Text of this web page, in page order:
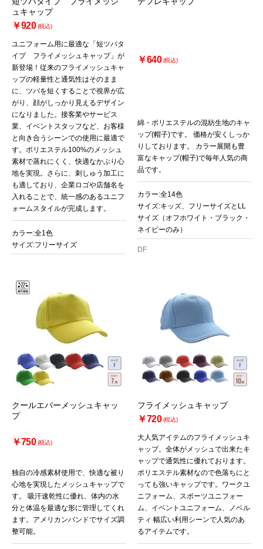
ュキャップ
￥920 (税込)
ユニフォーム用に最適な「短ツバタ
イプ フライメッシュキャップ」が
新登場！従来のフライメッシュキャ
ップの軽量性と通気性はそのまま
に、ツバを短くすることで視界が広
がり、顔がしっかり見えるデザイン
になりました。接客業やサービス
業、イベントスタッフなど、お客様
と向き合うシーンでの使用に最適で
す。ポリエステル100%のメッシュ
素材で蒸れにくく、快適なかぶり心
地を実現。さらに、刺しゅう加工に
も適しており、企業ロゴや店舗名を
入れることで、統一感のあるユニフ
ォームスタイルが完成します。
カラー:全1色
サイズ:フリーサイズ
￥640 (税込)
綿・ポリエステルの混紡生地のキャ
ップ(帽子)です。 価格が安くしっか
りしております。 カラー展開も豊
富なキャップ(帽子)で毎年人気の商
品です。
カラー:全14色
サイズ:キッズ、フリーサイズとLL
サイズ（オフホワイト・ブラック・
ネイビーのみ）
DF
クールエバーメッシュキャッ
プ
￥750 (税込)
独自の冷感素材使用で、快適な被り
心地を実現したメッシュキャップで
す。 吸汗速乾性に優れ、体内の水
分と体温を最適な形に管理してくれ
ます。アメリカンバンドでサイズ調
整可能。
フライメッシュキャップ
￥720 (税込)
大人気アイテムのフライメッシュキ
ャップ。全体がメッシュで出来たキ
ャップで通気性に優れております。
ポリエステル素材なので色落ちにと
っても強いキャップです。ワークユ
ニフォーム、スポーツユニフォー
ム、イベントユニフォーム、ノベル
ティ 幅広い利用シーンで人気のあ
るアイテムです。